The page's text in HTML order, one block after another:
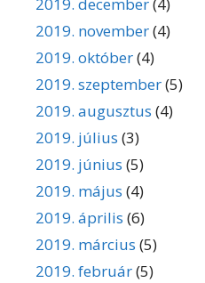
2019. december(4)
2019. november(4)
2019. október(4)
2019. szeptember(5)
2019. augusztus (4)
2019. július (3)
2019. június (5)
2019. május (4)
2019. április (6)
2019. március (5)
2019. február(5)